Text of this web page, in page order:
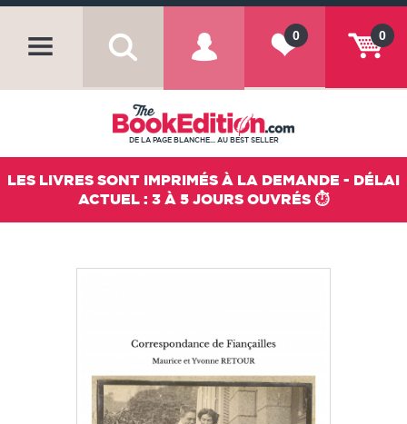
0
0
DE LA PAGE BLANCHE... AU BEST SELLER
LES LIVRES SONT IMPRIMÉS À LA DEMANDE - DÉLAI
ACTUEL : 3 À 5 JOURS OUVRÉS ⏱️